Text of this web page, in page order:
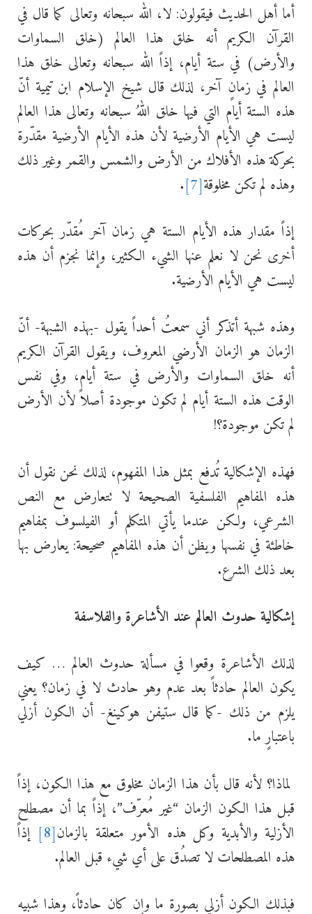
أما أهل الحديث فيقولون: لا، الله سبحانه وتعالى كما قال في
القرآن الكريم أنه خلق هذا العالم (خلق السماوات
والأرض) في ستة أيام، إذاً الله سبحانه وتعالى خلق هذا
العالم في زمانٍ آخر، لذلك قال شيخ الإسلام ابن تيمية أنّ
هذه الستة أيام التي فيها خلق اللهُ سبحانه وتعالى هذا العالم
ليست هي الأيام الأرضية لأن هذه الأيام الأرضية مقدّرة
بحركة هذه الأفلاك من الأرض والشمس والقمر وغير ذلك
وهذه لم تكن مخلوقة[7]
.
إذاً مقدار هذه الأيام الستة هي زمان آخر مُقدّر بحركات
أخرى نحن لا نعلم عنها الشيء الكثير، وإنما نجزم أن هذه
ليست هي الأيام الأرضية.
وهذه شبهة أتذكر أني سمعتُ أحداً يقول -بهذه الشبهة- أنّ
الزمان هو الزمان الأرضي المعروف، ويقول القرآن الكريم
أنه خلق السماوات والأرض في ستة أيام، وفي نفس
الوقت هذه الستة أيام لم تكون موجودة أصلاً لأن الأرض
لم تكن موجودة؟!
فهذه الإشكالية تُدفع بمثل هذا المفهوم، لذلك نحن نقول أن
هذه المفاهيم الفلسفية الصحيحة لا تتعارض مع النص
الشرعي، ولكن عندما يأتي المتكلم أو الفيلسوف بمفاهيم
خاطئة في نفسها ويظن أن هذه المفاهيم صحيحة: يعارض بها
بعد ذلك الشرع.
إشكالية حدوث العالم عند الأشاعرة والفلاسفة
لذلك الأشاعرة وقعوا في مسألة حدوث العالم … كيف
يكون العالم حادثاً بعد عدم وهو حادث لا في زمان؟ يعني
يلزم من ذلك -كما قال ستيفن هوكينغ- أن الكون أزلي
باعتبارٍ ما.
لماذا؟ لأنه قال بأن هذا الزمان مخلوق مع هذا الكون، إذاً
قبل هذا الكون الزمان “غير مُعرّف”، إذاً بما أن مصطلح
الأزلية والأبدية وكل هذه الأمور متعلقة بالزمان[8]
إذاً
هذه المصطلحات لا تصدُق على أي شيء قبل العالم.
فبذلك الكون أزلي بصورةٍ ما وإن كان حادثاً، وهذا شبيه